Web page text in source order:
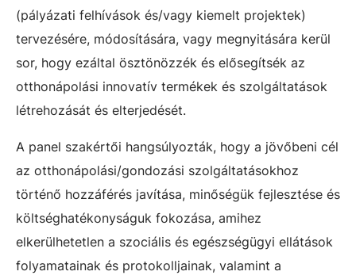
(pályázati felhívások és/vagy kiemelt projektek)
tervezésére, módosítására, vagy megnyitására kerül
sor, hogy ezáltal ösztönözzék és elősegítsék az
otthonápolási innovatív termékek és szolgáltatások
létrehozását és elterjedését.
A panel szakértői hangsúlyozták, hogy a jövőbeni cél
az otthonápolási/gondozási szolgáltatásokhoz
történő hozzáférés javítása, minőségük fejlesztése és
költséghatékonyságuk fokozása, amihez
elkerülhetetlen a szociális és egészségügyi ellátások
folyamatainak és protokolljainak, valamint a